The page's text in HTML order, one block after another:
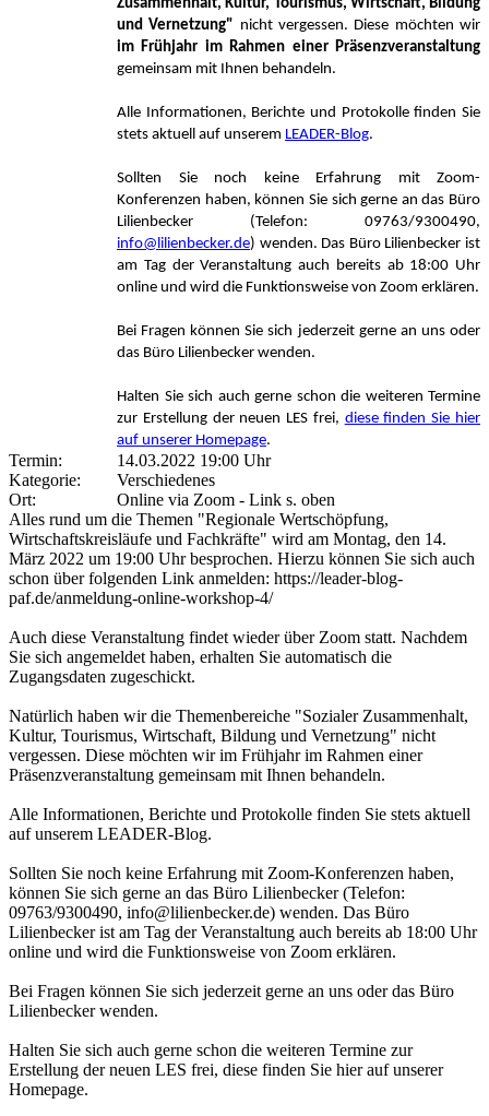
Zusammenhalt, Kultur, Tourismus, Wirtschaft, Bildung
und Vernetzung" nicht vergessen. Diese möchten wir
im Frühjahr im Rahmen einer Präsenzveranstaltung
gemeinsam mit Ihnen behandeln.
Alle Informationen, Berichte und Protokolle finden Sie
stets aktuell auf unserem LEADER-Blog.
Sollten Sie noch keine Erfahrung mit Zoom-
Konferenzen haben, können Sie sich gerne an das Büro
Lilienbecker (Telefon: 09763/9300490,
info@lilienbecker.de) wenden. Das Büro Lilienbecker ist
am Tag der Veranstaltung auch bereits ab 18:00 Uhr
online und wird die Funktionsweise von Zoom erklären.
Bei Fragen können Sie sich jederzeit gerne an uns oder
das Büro Lilienbecker wenden.
Halten Sie sich auch gerne schon die weiteren Termine
zur Erstellung der neuen LES frei, diese finden Sie hier
auf unserer Homepage.
Termin:
14.03.2022 19:00 Uhr
Kategorie:
Verschiedenes
Ort:
Online via Zoom - Link s. oben
Alles rund um die Themen "Regionale Wertschöpfung,
Wirtschaftskreisläufe und Fachkräfte" wird am Montag, den 14.
März 2022 um 19:00 Uhr besprochen. Hierzu können Sie sich auch
schon über folgenden Link anmelden: https://leader-blog-
paf.de/anmeldung-online-workshop-4/
Auch diese Veranstaltung findet wieder über Zoom statt. Nachdem
Sie sich angemeldet haben, erhalten Sie automatisch die
Zugangsdaten zugeschickt.
Natürlich haben wir die Themenbereiche "Sozialer Zusammenhalt,
Kultur, Tourismus, Wirtschaft, Bildung und Vernetzung" nicht
vergessen. Diese möchten wir im Frühjahr im Rahmen einer
Präsenzveranstaltung gemeinsam mit Ihnen behandeln.
Alle Informationen, Berichte und Protokolle finden Sie stets aktuell
auf unserem LEADER-Blog.
Sollten Sie noch keine Erfahrung mit Zoom-Konferenzen haben,
können Sie sich gerne an das Büro Lilienbecker (Telefon:
09763/9300490, info@lilienbecker.de) wenden. Das Büro
Lilienbecker ist am Tag der Veranstaltung auch bereits ab 18:00 Uhr
online und wird die Funktionsweise von Zoom erklären.
Bei Fragen können Sie sich jederzeit gerne an uns oder das Büro
Lilienbecker wenden.
Halten Sie sich auch gerne schon die weiteren Termine zur
Erstellung der neuen LES frei, diese finden Sie hier auf unserer
Homepage.